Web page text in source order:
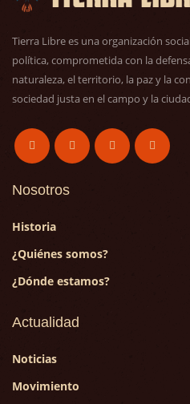
Tierra Libre es una organización
política, comprometida con la
naturaleza, el territorio, la paz y la
sociedad justa en el campo y la
Nosotros
Historia
¿Quiénes somos?
¿Dónde estamos?
Actualidad
Noticias
Movimiento